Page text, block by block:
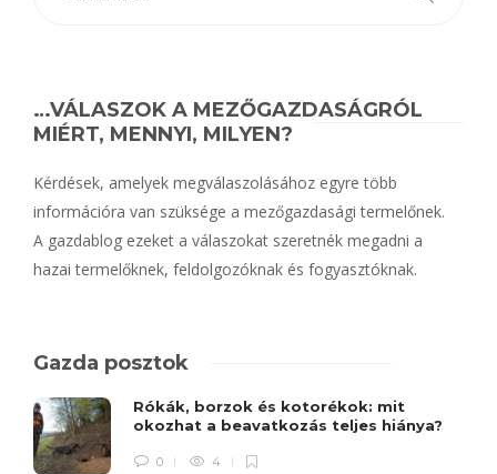
…VÁLASZOK A MEZŐGAZDASÁGRÓL
MIÉRT, MENNYI, MILYEN?
Kérdések, amelyek megválaszolásához egyre több
információra van szüksége a mezőgazdasági termelőnek.
A gazdablog ezeket a válaszokat szeretnék megadni a
hazai termelőknek, feldolgozóknak és fogyasztóknak.
Gazda posztok
Rókák, borzok és kotorékok: mit
okozhat a beavatkozás teljes hiánya?
0 4